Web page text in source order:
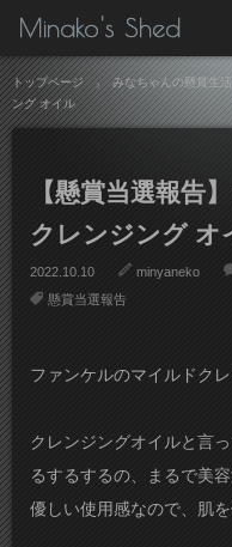
Minako's Shed
トップページ みなちゃんの懸賞生活
ング オイル
【懸賞当選報
クレンジング オ
2022.10.10 minyaneko
懸賞当選報告
ファンケルのマイルドク
クレンジングオイルと言
るするするの、まるで美
優しい使用感なので、肌